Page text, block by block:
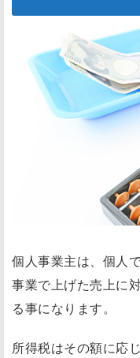
個人事業主は、個人
事業で上げた売上に
る事になります。
所得税はその額に応